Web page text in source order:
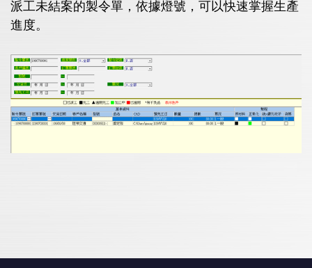
派工未結案的製令單，依據燈號，可以快速掌握生產
進度。